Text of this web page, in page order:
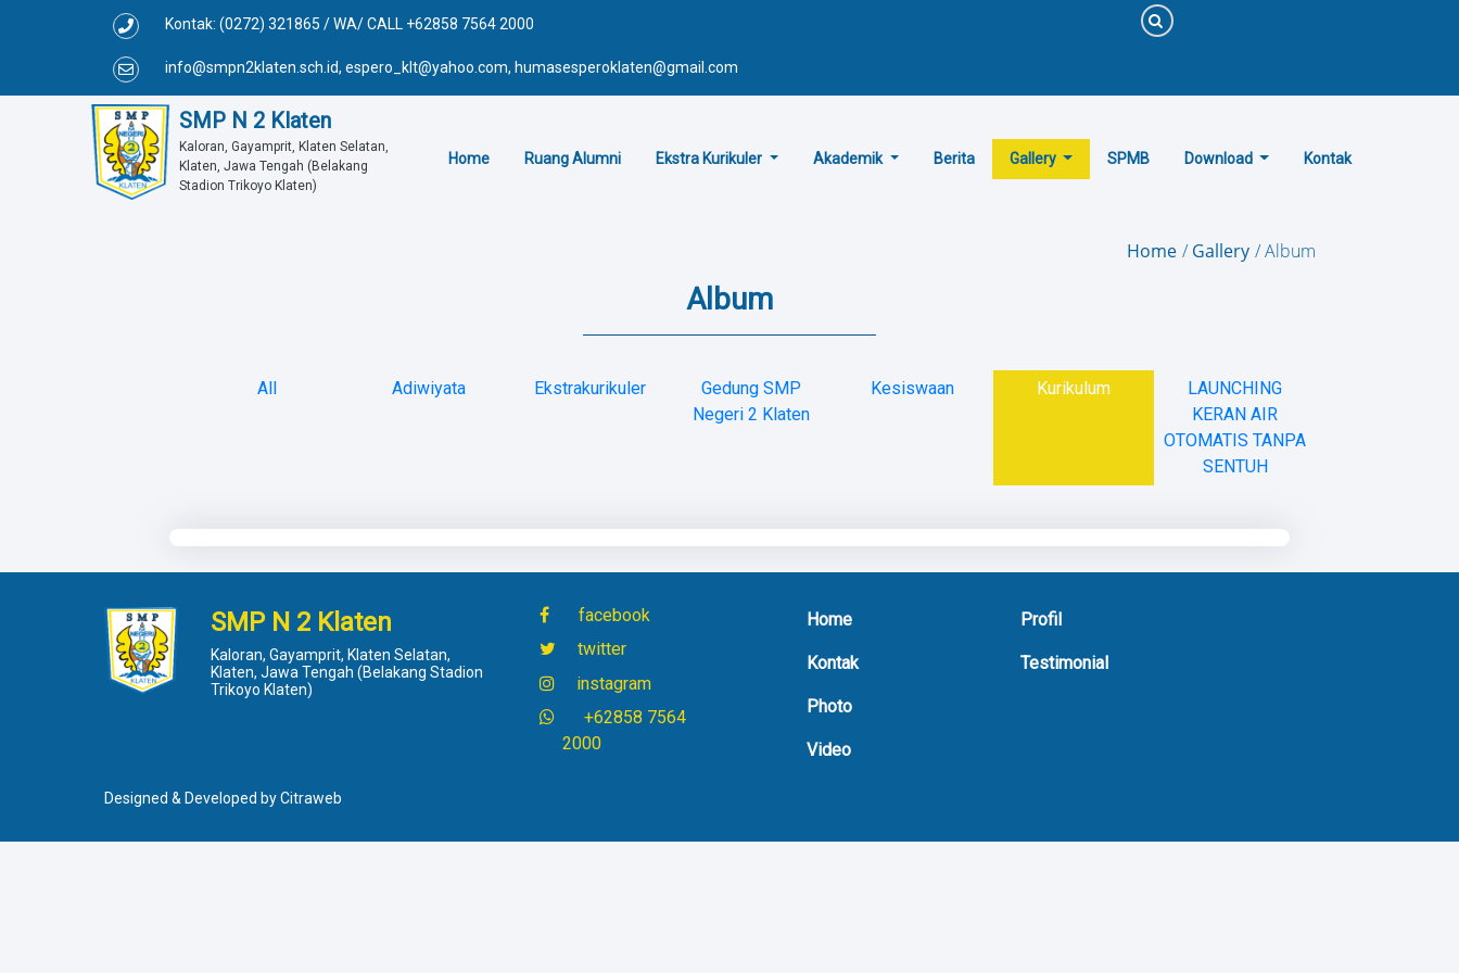
Kontak: (0272) 321865 / WA/ CALL +62858 7564 2000
info@smpn2klaten.sch.id, espero_klt@yahoo.com, humasesperoklaten@gmail.com
SMP N 2 Klaten
Kaloran, Gayamprit, Klaten Selatan,
Klaten, Jawa Tengah (Belakang
Stadion Trikoyo Klaten)
Home Ruang Alumni Ekstra Kurikuler Akademik Berita Gallery SPMB Download Kontak
Home Gallery Album
Album
All Adiwiyata Ekstrakurikuler
Gedung SMP
Negeri 2 Klaten
Kesiswaan Kurikulum
LAUNCHING
KERAN AIR
OTOMATIS TANPA
SENTUH
SMP N 2 Klaten
Kaloran, Gayamprit, Klaten Selatan,
Klaten, Jawa Tengah (Belakang Stadion
Trikoyo Klaten)
facebook
twitter
instagram
+62858 7564
2000
Home
Kontak
Photo
Video
Profil
Testimonial
Designed & Developed byCitraweb